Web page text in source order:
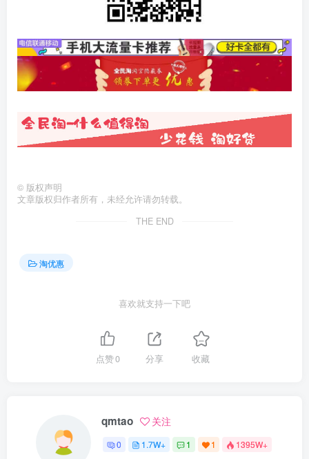
© 版权声明
文章版权归作者所有，未经允许请勿转载。
THE END
淘优惠
喜欢就支持一下吧
点赞0 分享 收藏
qmtao 关注
0 1.7W+ 1 1 1395W+